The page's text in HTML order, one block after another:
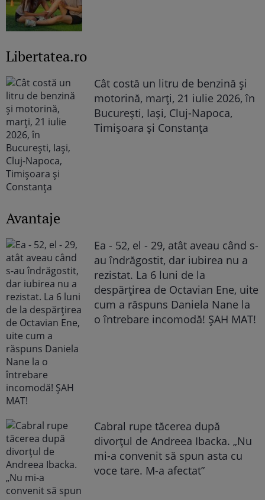
Libertatea.ro
Cât costă un litru de benzină și
motorină, marți, 21 iulie 2026, în
București, Iași, Cluj-Napoca,
Timișoara și Constanța
Avantaje
Ea - 52, el - 29, atât aveau când s-
au îndrăgostit, dar iubirea nu a
rezistat. La 6 luni de la
despărțirea de Octavian Ene, uite
cum a răspuns Daniela Nane la
o întrebare incomodă! ȘAH MAT!
Cabral rupe tăcerea după
divorțul de Andreea Ibacka. „Nu
mi-a convenit să spun asta cu
voce tare. M-a afectat”